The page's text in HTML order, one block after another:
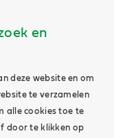
en
deze website en om
te verzamelen
alle cookies toe te
door te klikken op